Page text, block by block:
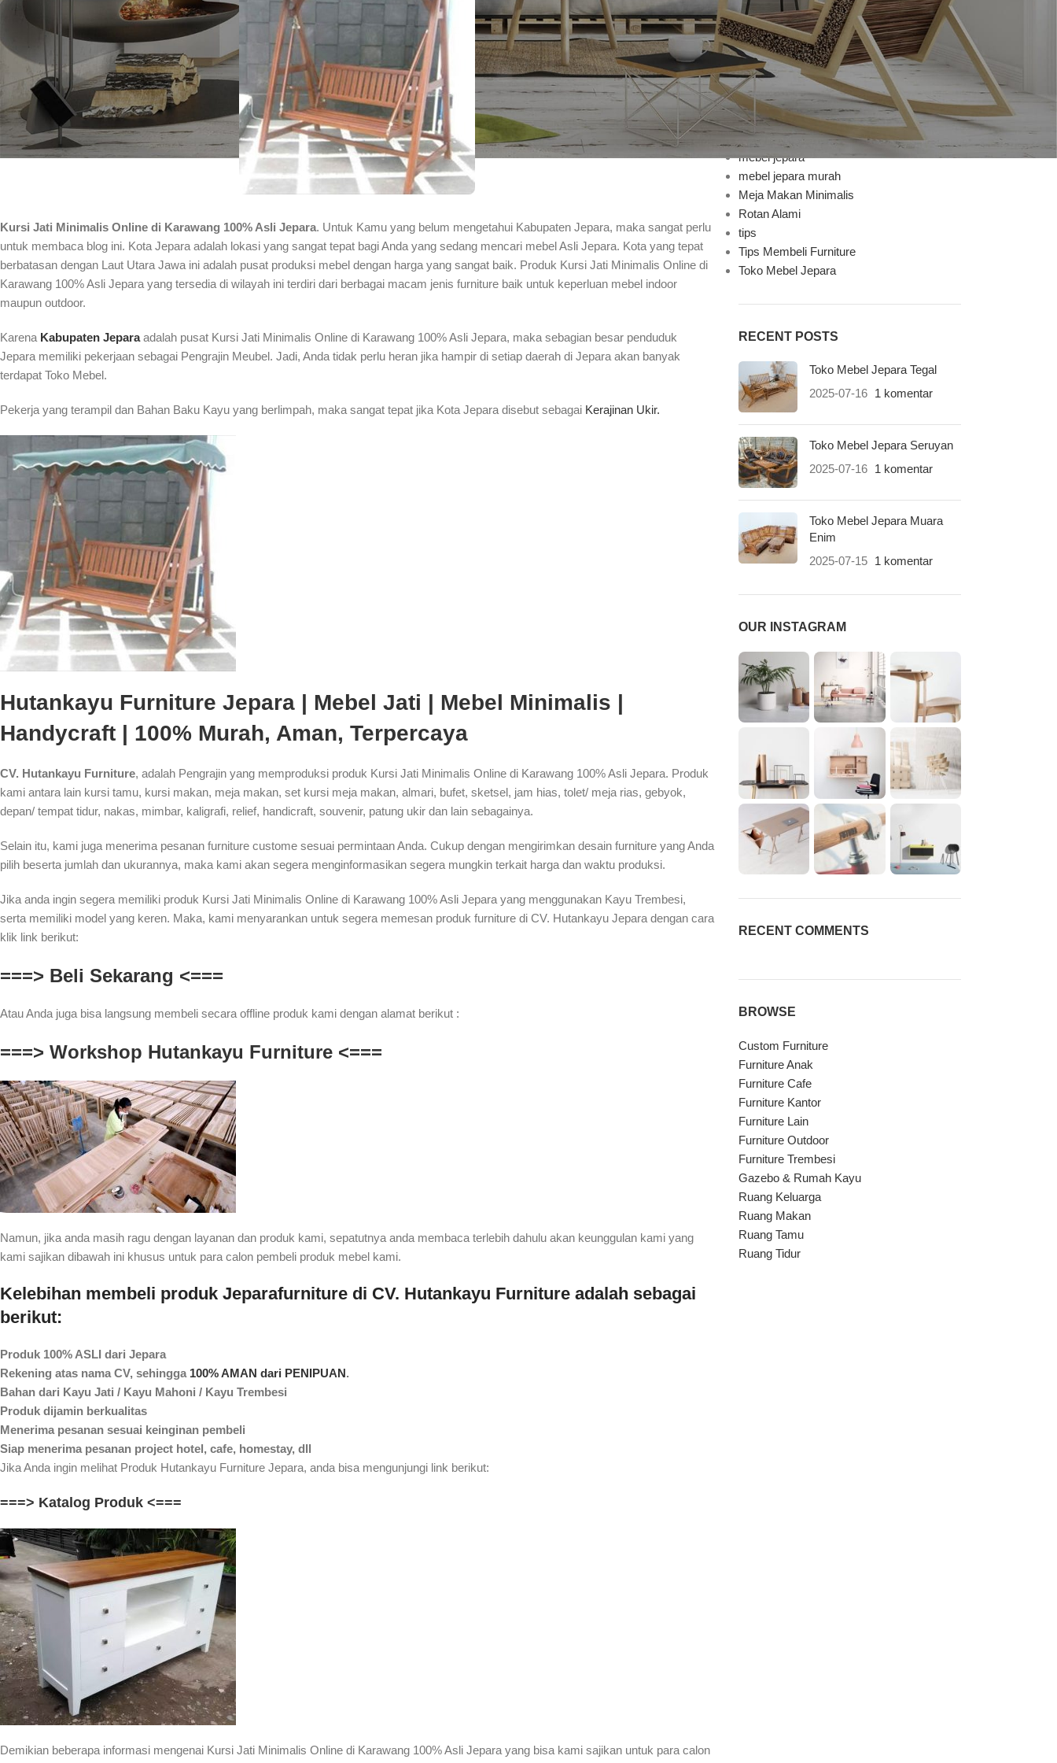
Kursi Jati Minimalis Online di Karawang 100% Asli Jepara. Untuk Kamu yang belum mengetahui Kabupaten Jepara, maka sangat perlu
untuk membaca blog ini. Kota Jepara adalah lokasi yang sangat tepat bagi Anda yang sedang mencari mebel Asli Jepara. Kota yang tepat
berbatasan dengan Laut Utara Jawa ini adalah pusat produksi mebel dengan harga yang sangat baik. Produk Kursi Jati Minimalis Online di
Karawang 100% Asli Jepara yang tersedia di wilayah ini terdiri dari berbagai macam jenis furniture baik untuk keperluan mebel indoor
maupun outdoor.
Karena Kabupaten Jeparaadalah pusat Kursi Jati Minimalis Online di Karawang 100% Asli Jepara, maka sebagian besar penduduk
Jepara memiliki pekerjaan sebagai Pengrajin Meubel. Jadi, Anda tidak perlu heran jika hampir di setiap daerah di Jepara akan banyak
terdapat Toko Mebel.
Pekerja yang terampil dan Bahan Baku Kayu yang berlimpah, maka sangat tepat jika Kota Jepara disebut sebagai Kerajinan Ukir.
Hutankayu Furniture Jepara | Mebel Jati | Mebel Minimalis |
Handycraft | 100% Murah, Aman, Terpercaya
CV. Hutankayu Furniture, adalah Pengrajin yang memproduksi produk Kursi Jati Minimalis Online di Karawang 100% Asli Jepara. Produk
kami antara lain kursi tamu, kursi makan, meja makan, set kursi meja makan, almari, bufet, sketsel, jam hias, tolet/ meja rias, gebyok,
depan/ tempat tidur, nakas, mimbar, kaligrafi, relief, handicraft, souvenir, patung ukir dan lain sebagainya.
Selain itu, kami juga menerima pesanan furniture custome sesuai permintaan Anda. Cukup dengan mengirimkan desain furniture yang Anda
pilih beserta jumlah dan ukurannya, maka kami akan segera menginformasikan segera mungkin terkait harga dan waktu produksi.
Jika anda ingin segera memiliki produk Kursi Jati Minimalis Online di Karawang 100% Asli Jepara yang menggunakan Kayu Trembesi,
serta memiliki model yang keren. Maka, kami menyarankan untuk segera memesan produk furniture di CV. Hutankayu Jepara dengan cara
klik link berikut:
===> Beli Sekarang <===
Atau Anda juga bisa langsung membeli secara offline produk kami dengan alamat berikut :
===> Workshop Hutankayu Furniture <===
Namun, jika anda masih ragu dengan layanan dan produk kami, sepatutnya anda membaca terlebih dahulu akan keunggulan kami yang
kami sajikan dibawah ini khusus untuk para calon pembeli produk mebel kami.
Kelebihan membeli produk Jeparafurniture di CV. Hutankayu Furniture adalah sebagai
berikut:
Produk 100% ASLI dari Jepara
Rekening atas nama CV, sehingga 100% AMAN dari PENIPUAN.
Bahan dari Kayu Jati / Kayu Mahoni / Kayu Trembesi
Produk dijamin berkualitas
Menerima pesanan sesuai keinginan pembeli
Siap menerima pesanan project hotel, cafe, homestay, dll
Jika Anda ingin melihat Produk Hutankayu Furniture Jepara, anda bisa mengunjungi link berikut:
===> Katalog Produk <===
Demikian beberapa informasi mengenai Kursi Jati Minimalis Online di Karawang 100% Asli Jepara yang bisa kami sajikan untuk para calon
Bufet TV
Decoration
Design trends
Furniture
Furniture Mebel Jepara
Handycraft
Inspiration
Jenis Finishing
mebel jepara
mebel jepara murah
Meja Makan Minimalis
Rotan Alami
tips
Tips Membeli Furniture
Toko Mebel Jepara
RECENT POSTS
Toko Mebel Jepara Tegal
2025-07-16 1 komentar
Toko Mebel Jepara Seruyan
2025-07-16 1 komentar
Toko Mebel Jepara Muara
Enim
2025-07-15 1 komentar
OUR INSTAGRAM
RECENT COMMENTS
BROWSE
Custom Furniture
Furniture Anak
Furniture Cafe
Furniture Kantor
Furniture Lain
Furniture Outdoor
Furniture Trembesi
Gazebo & Rumah Kayu
Ruang Keluarga
Ruang Makan
Ruang Tamu
Ruang Tidur